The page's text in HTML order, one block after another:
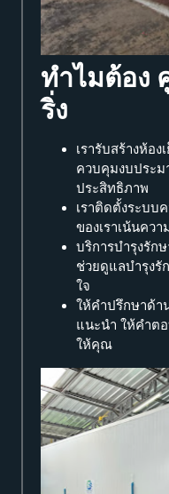
ทำไมต้อง
ริ่ง
เรารับสร้างห้อ
ควบคุมงบประม
ประสิทธิภาพ
เราติดตั้งระบ
ของเราเน้นคว
บริการบำรุงรัก
ช่วยดูแลบำรุงรั
ใจ
ให้คำปรึกษาด้า
แนะนำ ให้คำต
ให้คุณ